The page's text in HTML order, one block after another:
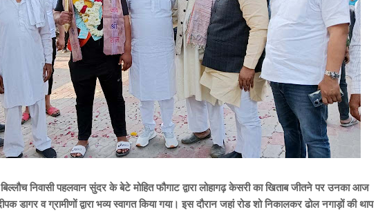
निवासी पहलवान सुंदर के बेटे मोहित फौगाट द्वारा लोहागढ़ केसरी का खिताब जीतने पर उनका आज
डागर व ग्रामीणों द्वारा भव्य स्वागत किया गया। इस दौरान जहां रोड शो निकालकर ढोल नगाड़ों की थाप